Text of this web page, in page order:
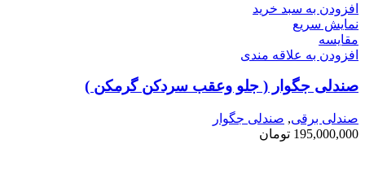
افزودن به سبد خرید
نمایش سریع
مقايسه
افزودن به علاقه مندی
صندلی جگوار ( جلو وعقب سردکن گرمکن )
صندلی برقی, صندلی جگوار
195,000,000 تومان